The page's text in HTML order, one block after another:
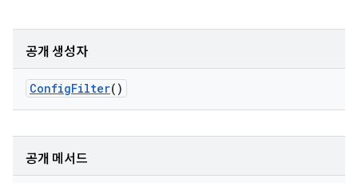
공개 생성자
ConfigFilter()
공개 메서드